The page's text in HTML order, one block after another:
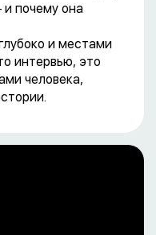
почему она
и местами
интервью, это
человека,